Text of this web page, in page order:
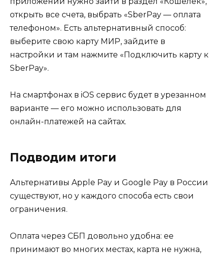
открыть все счета, выбрать «SberPay — оплата
телефоном». Есть альтернативный способ:
выберите свою карту МИР, зайдите в
настройки и там нажмите «Подключить карту к
SberPay».
На смартфонах в iOS сервис будет в урезанном
варианте — его можно использовать для
онлайн-платежей на сайтах.
Подводим итоги
Альтернативы Apple Pay и Google Pay в России
существуют, но у каждого способа есть свои
ограничения.
Оплата через СБП довольно удобна: ее
принимают во многих местах, карта не нужна,